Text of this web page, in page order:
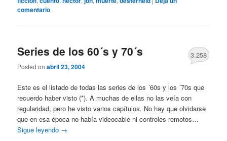
comentario
Series de los 60´s y 70´s
Posted onabril 23, 2004
3.258
Este es el listado de todas las series de los ´60s y los ´70s que
recuerdo haber visto (*). A muchas de ellas no las veía con
regularidad, pero he visto varios capítulos. No hay que olvidarse
que en esa época no había videocable ni controles remotos…
Sigue leyendo →